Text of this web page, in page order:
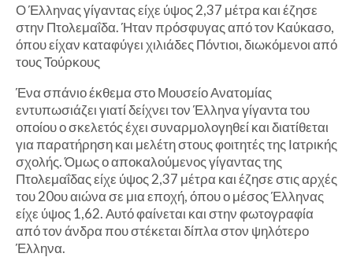
Ο Έλληνας γίγαντας είχε ύψος 2,37 μέτρα και έζησε
στην Πτολεμαΐδα. Ήταν πρόσφυγας από τον Καύκασο,
όπου είχαν καταφύγει χιλιάδες Πόντιοι, διωκόμενοι από
τους Τούρκους
Ένα σπάνιο έκθεμα στο Μουσείο Ανατομίας
εντυπωσιάζει γιατί δείχνει τον Έλληνα γίγαντα του
οποίου ο σκελετός έχει συναρμολογηθεί και διατίθεται
για παρατήρηση και μελέτη στους φοιτητές της Ιατρικής
σχολής. Όμως ο αποκαλούμενος γίγαντας της
Πτολεμαΐδας είχε ύψος 2,37 μέτρα και έζησε στις αρχές
του 20ου αιώνα σε μια εποχή, όπου ο μέσος Έλληνας
είχε ύψος 1,62. Αυτό φαίνεται και στην φωτογραφία
από τον άνδρα που στέκεται δίπλα στον ψηλότερο
Έλληνα.